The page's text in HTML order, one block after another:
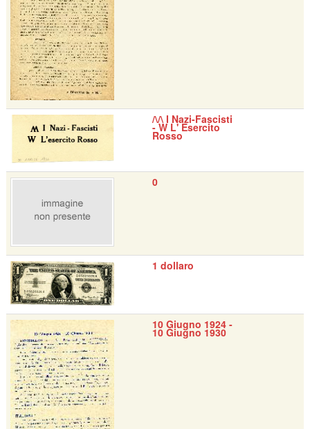
/\/\ I Nazi-Fascisti
- W L' Esercito
Rosso
0
1 dollaro
10 Giugno 1924 -
10 Giugno 1930